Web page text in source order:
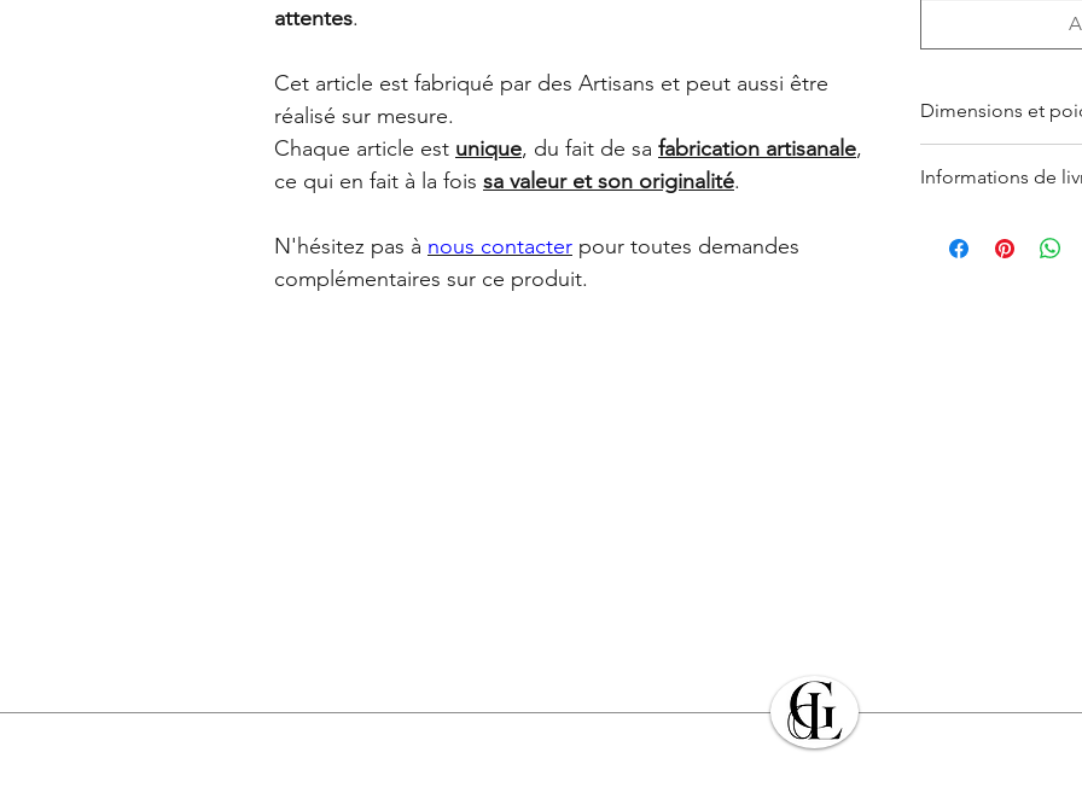
attentes.
Cet article est fabriqué par des Artisans et peut aussi être
réalisé sur mesure.
Chaque article est unique, du fait de sa fabrication artisanale,
ce qui en fait à la fois sa valeur et son originalité.
N'hésitez pas à nous contacter pour toutes demandes
complémentaires sur ce produit.
Dimensions et
Petit sucrier : ø
Informations de
Les Produits